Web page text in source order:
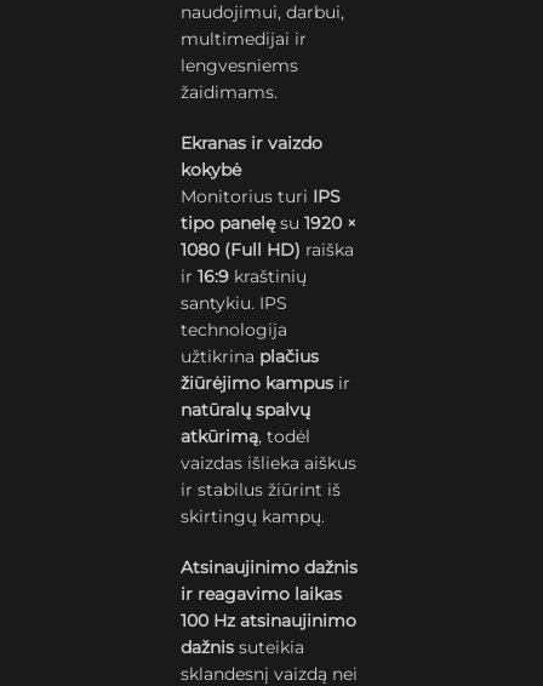
naudojimui, darbui,
multimedijai ir
lengvesniems
žaidimams.
Ekranas ir vaizdo
kokybė
Monitorius turi IPS
tipo panelęsu1920 ×
1080 (Full HD) raiška
ir16:9 kraštinių
santykiu. IPS
technologija
užtikrina plačius
žiūrėjimo kampus ir
natūralų spalvų
atkūrimą, todėl
vaizdas išlieka aiškus
ir stabilus žiūrint iš
skirtingų kampų.
Atsinaujinimo dažnis
ir reagavimo laikas
100 Hz atsinaujinimo
dažnis suteikia
sklandesnį vaizdą nei